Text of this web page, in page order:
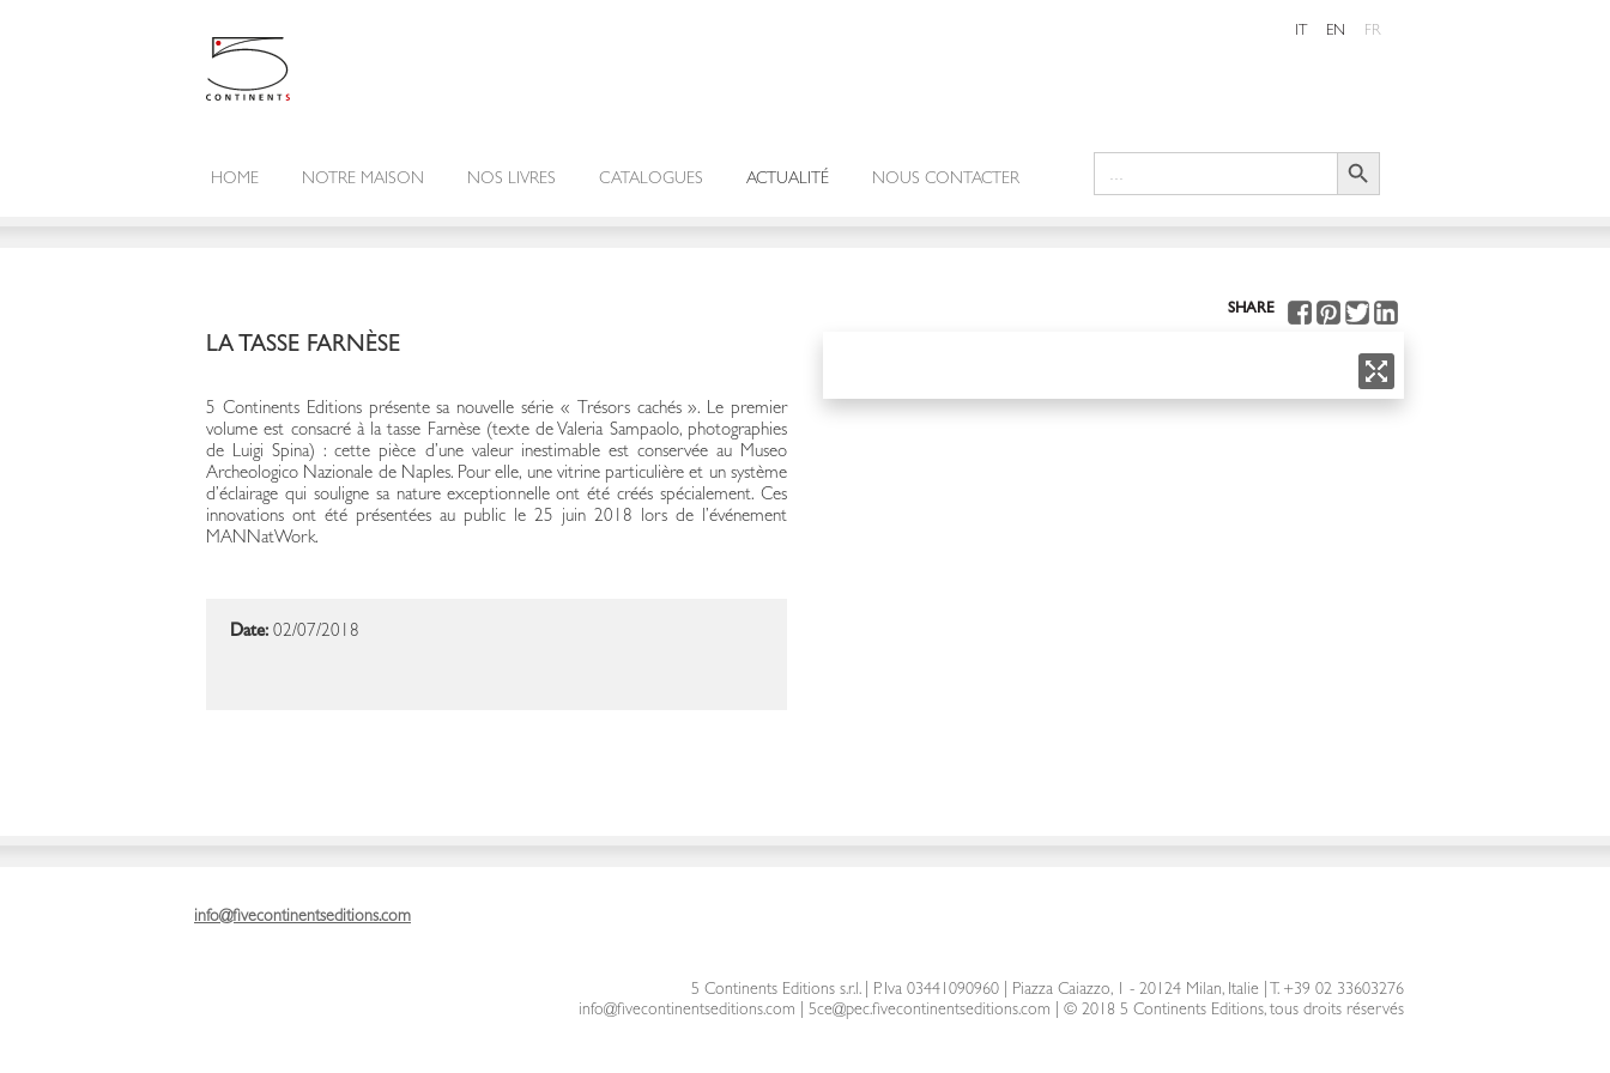
IT EN FR
HOME NOTRE MAISON NOS LIVRES CATALOGUES ACTUALITÉ NOUS CONTACTER
Search Button
SHARE
LA TASSE FARNÈSE
5 Continents Editions présente sa nouvelle série « Trésors cachés ». Le premier
volume est consacré à la tasse Farnèse (texte de Valeria Sampaolo, photographies
de Luigi Spina) : cette pièce d’une valeur inestimable est conservée au Museo
Archeologico Nazionale de Naples. Pour elle, une vitrine particulière et un système
d’éclairage qui souligne sa nature exceptionnelle ont été créés spécialement. Ces
innovations ont été présentées au public le 25 juin 2018 lors de l’événement
MANNatWork.
Date: 02/07/2018
info@fivecontinentseditions.com
5 Continents Editions s.r.l.| P. Iva 03441090960 | Piazza Caiazzo, 1 - 20124 Milan, Italie
T. +39 02 33603276
info@fivecontinentseditions.com
5ce@pec.fivecontinentseditions.com | © 2018 5 Continents Editions, tous droits réservés